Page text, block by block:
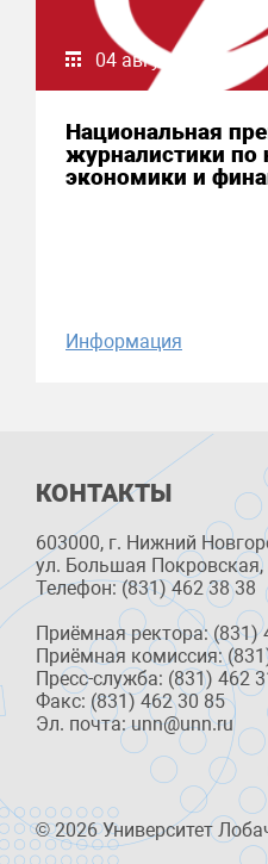
04 августа 2026
Национальная
журналистики по
экономики и
Информация
КОНТАКТЫ
603000, г. Нижний
ул. Большая Покровская,
Телефон: (831) 462 38 38
Приёмная ректора: (831)
Приёмная комиссия:
Пресс-служба: (831) 462
Факс: (831) 462 30 85
Эл. почта: unn@unn.ru
© 2026 Университет